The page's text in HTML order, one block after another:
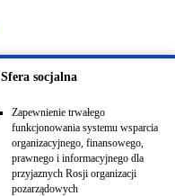
Sfera socjalna
Zapewnienie trwałego
funkcjonowania systemu wsparcia
organizacyjnego, finansowego,
prawnego i informacyjnego dla
przyjaznych Rosji organizacji
pozarządowych